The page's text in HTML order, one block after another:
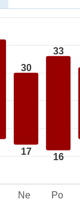
30
17
33
16
Ne Po